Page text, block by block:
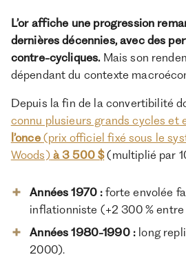
L’or affiche une progression
dernières décennies, avec des
contre-cycliques. Mais son
dépendant du contexte
Depuis la fin de la convertibilité
connu plusieurs grands cycles et
l’once (prix officiel fixé sous le
Woods)à 3 500 $(multiplié par
Années 1970 : forte envolée
inflationniste (+2 300 % entre
Années 1980-1990 : long
2000).